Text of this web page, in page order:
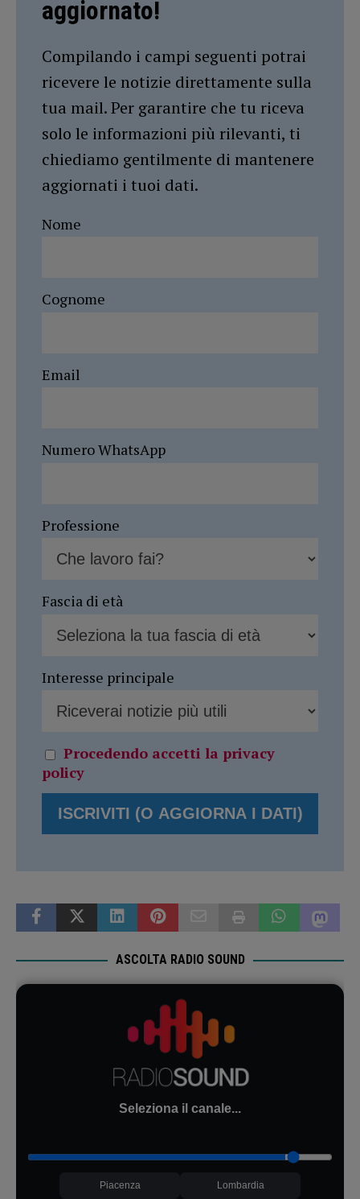
aggiornato!
Compilando i campi seguenti potrai
ricevere le notizie direttamente sulla
tua mail. Per garantire che tu riceva
solo le informazioni più rilevanti, ti
chiediamo gentilmente di mantenere
aggiornati i tuoi dati.
Nome
Cognome
Email
Numero WhatsApp
Professione
Fascia di età
Interesse principale
Procedendo accetti la privacy
policy
ASCOLTA RADIO SOUND
Seleziona il canale...
Piacenza Lombardia